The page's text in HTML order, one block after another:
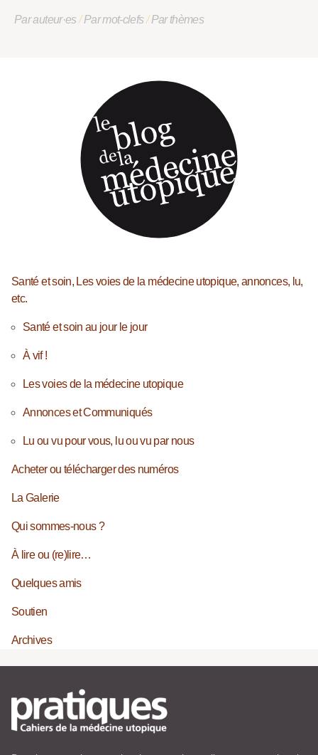
Par auteur·es/Par mot-clefs/Par thèmes
Santé et soin, Les voies de la médecine utopique, annonces, lu,
etc.
Santé et soin au jour le jour
À vif !
Les voies de la médecine utopique
Annonces et Communiqués
Lu ou vu pour vous, lu ou vu par nous
Acheter ou télécharger des numéros
La Galerie
Qui sommes-nous ?
À lire ou (re)lire…
Quelques amis
Soutien
Archives